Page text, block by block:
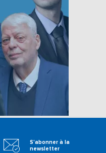
S'abonner à la
newsletter